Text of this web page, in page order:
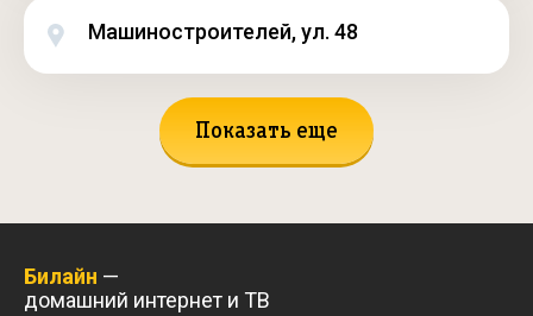
Машиностроителей, ул. 48
Показать еще
Билайн —
домашний интернет и ТВ